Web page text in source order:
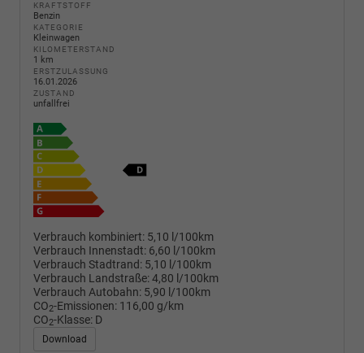
KRAFTSTOFF
Benzin
KATEGORIE
Kleinwagen
KILOMETERSTAND
1 km
ERSTZULASSUNG
16.01.2026
ZUSTAND
unfallfrei
Verbrauch kombiniert: 5,10 l/100km
Verbrauch Innenstadt: 6,60 l/100km
Verbrauch Stadtrand: 5,10 l/100km
Verbrauch Landstraße:4,80 l/100km
Verbrauch Autobahn: 5,90 l/100km
CO2-Emissionen: 116,00 g/km
CO2-Klasse: D
Download